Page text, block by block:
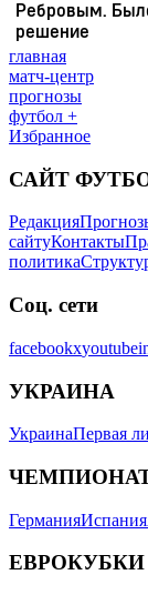
главная
матч-центр
прогнозы
футбол +
Избранное
САЙТ
Редакция
сайтуКонтакты
политика
Соц. сети
facebookxyoutube
УКРАИНА
УкраинаПервая
ГерманияИспания
ЕВРОКУБКИ